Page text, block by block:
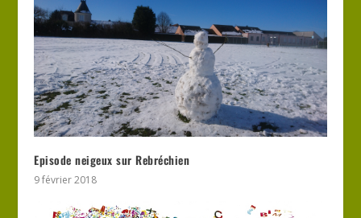
Episode neigeux sur Rebréchien
9 février 2018